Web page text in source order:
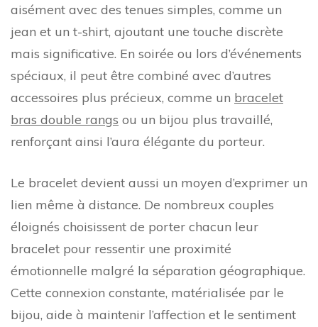
aisément avec des tenues simples, comme un
jean et un t-shirt, ajoutant une touche discrète
mais significative. En soirée ou lors d’événements
spéciaux, il peut être combiné avec d’autres
accessoires plus précieux, comme un bracelet
bras double rangs ou un bijou plus travaillé,
renforçant ainsi l’aura élégante du porteur.
Le bracelet devient aussi un moyen d’exprimer un
lien même à distance. De nombreux couples
éloignés choisissent de porter chacun leur
bracelet pour ressentir une proximité
émotionnelle malgré la séparation géographique.
Cette connexion constante, matérialisée par le
bijou, aide à maintenir l’affection et le sentiment